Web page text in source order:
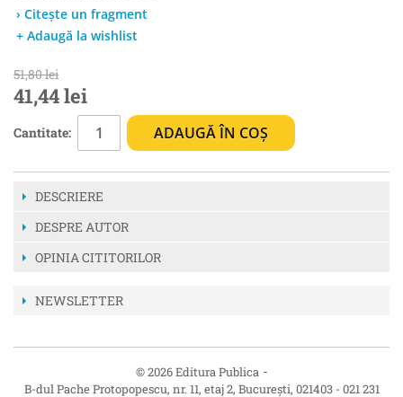
› Citește un fragment
+ Adaugă la wishlist
51,80 lei
41,44 lei
Cantitate: ADAUGĂ ÎN COȘ
DESCRIERE
DESPRE AUTOR
OPINIA CITITORILOR
NEWSLETTER
© 2026 Editura Publica -
B-dul Pache Protopopescu, nr. 11, etaj 2, București, 021403 - 021 231